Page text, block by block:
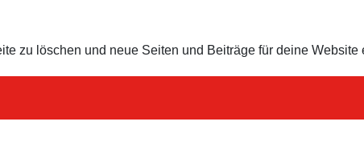
zu löschen und neue Seiten und Beiträge für deine Website